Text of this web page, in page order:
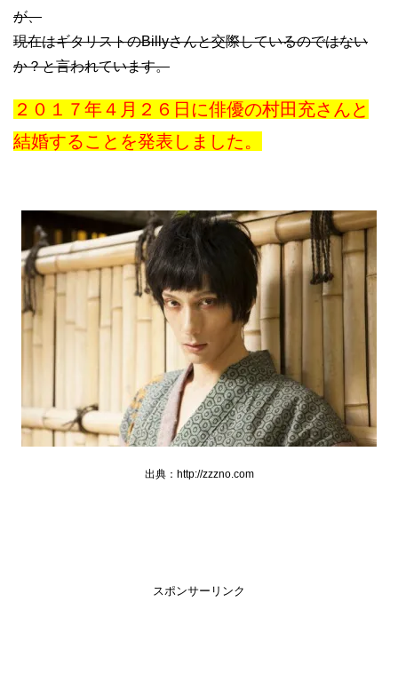
が、
現在はギタリストのBillyさんと交際しているのではない
か？と言われています。
２０１７年４月２６日に俳優の村田充さんと
結婚することを発表しました。
出典：http://zzzno.com
スポンサーリンク